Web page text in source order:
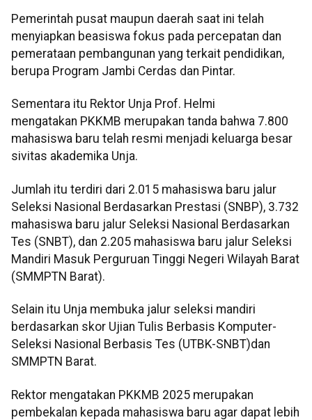
Pemerintah pusat maupun daerah saat ini telah
menyiapkan beasiswa fokus pada percepatan dan
pemerataan pembangunan yang terkait pendidikan,
berupa Program Jambi Cerdas dan Pintar.
Sementara itu Rektor Unja Prof. Helmi
mengatakan PKKMB merupakan tanda bahwa 7.800
mahasiswa baru telah resmi menjadi keluarga besar
sivitas akademika Unja.
Jumlah itu terdiri dari 2.015 mahasiswa baru jalur
Seleksi Nasional Berdasarkan Prestasi (SNBP), 3.732
mahasiswa baru jalur Seleksi Nasional Berdasarkan
Tes (SNBT), dan 2.205 mahasiswa baru jalur Seleksi
Mandiri Masuk Perguruan Tinggi Negeri Wilayah Barat
(SMMPTN Barat).
Selain itu Unja membuka jalur seleksi mandiri
berdasarkan skor Ujian Tulis Berbasis Komputer-
Seleksi Nasional Berbasis Tes (UTBK-SNBT)dan
SMMPTN Barat.
Rektor mengatakan PKKMB 2025 merupakan
pembekalan kepada mahasiswa baru agar dapat lebih